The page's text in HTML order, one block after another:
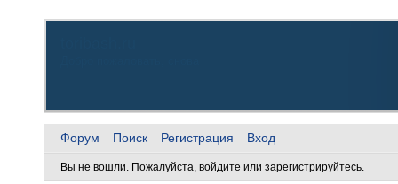
Форум Поиск Регистрация Вход
Вы не вошли. Пожалуйста, войдите или зарегистрируйтесь.